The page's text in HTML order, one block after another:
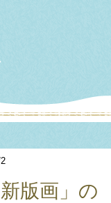
版画」の